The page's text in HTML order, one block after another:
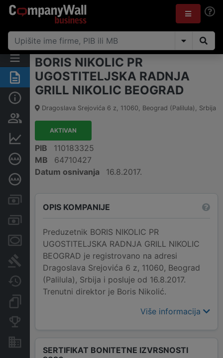
Rezime
Finansijski podaci
Sertifikat bonitetne izvrsnosti
Dubinska bonitetna ocena
Računi i blokade
Menice i zaloge
Sudski sporovi
Javne nabavke
BORIS NIKOLIC PR
UGOSTITELJSKA RADNJA
GRILL NIKOLIC BEOGRAD
Dragoslava Srejovića 6 z, 11060, Beograd (Palilula) , Srbija
AKTIVAN
PIB
110183325
MB
64710427
Datum osnivanja
16.8.2017.
OPIS KOMPANIJE
Preduzetnik BORIS NIKOLIC PR
UGOSTITELJSKA RADNJA GRILL NIKOLIC
BEOGRAD je registrovano na adresi
Dragoslava Srejovića 6 z, 11060, Beograd
(Palilula), Srbija i posluje od 16.8.2017.
Trenutni direktor je Boris Nikolić.
Više informacija
SERTIFIKAT BONITETNE IZVRSNOSTI